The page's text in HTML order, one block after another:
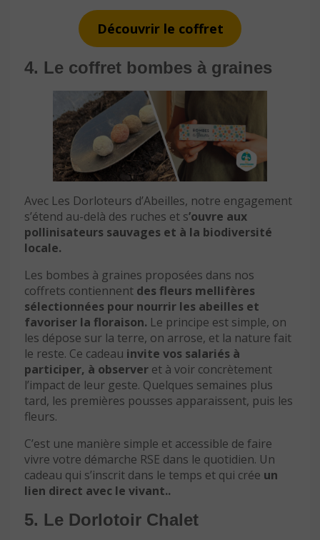
Découvrir le coffret
4. Le coffret bombes à graines
Avec Les Dorloteurs d’Abeilles, notre engagement
s’étend au-delà des ruches et s’ouvre aux
pollinisateurs sauvages et à la biodiversité
locale.
Les bombes à graines proposées dans nos
coffrets contiennent des fleurs mellifères
sélectionnées pour nourrir les abeilles et
favoriser la floraison. Le principe est simple, on
les dépose sur la terre, on arrose, et la nature fait
le reste. Ce cadeau invite vos salariés à
participer, à observer et à voir concrètement
l’impact de leur geste. Quelques semaines plus
tard, les premières pousses apparaissent, puis les
fleurs.
C’est une manière simple et accessible de faire
vivre votre démarche RSE dans le quotidien. Un
cadeau qui s’inscrit dans le temps et qui crée un
lien direct avec le vivant..
5. Le Dorlotoir Chalet